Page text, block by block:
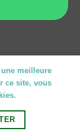
meilleure
ce site, vous